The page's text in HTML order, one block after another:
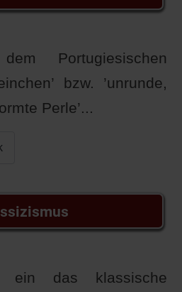
Portugiesischen
bzw. ’unrunde,
Perle’...
ein das klassische